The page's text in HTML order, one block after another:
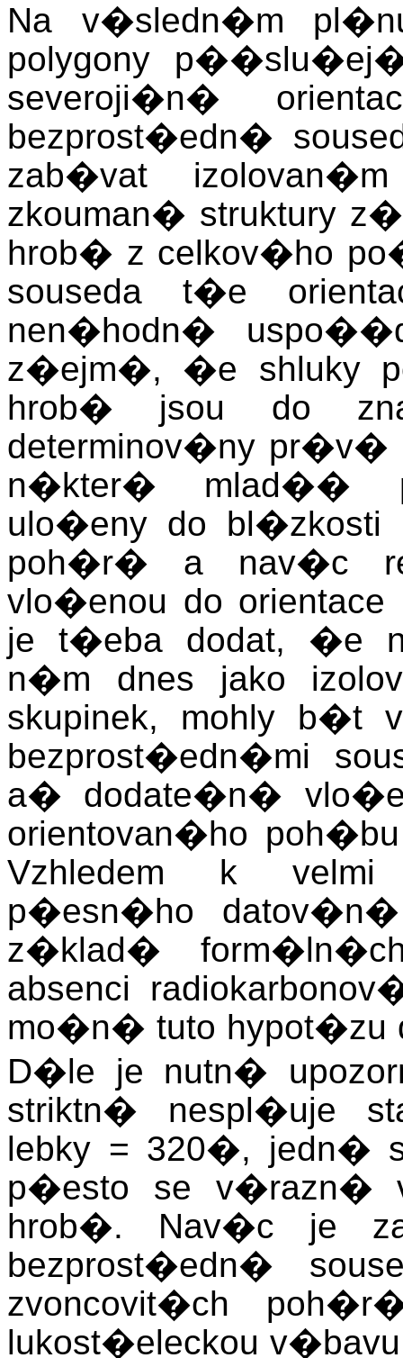
Na v�sledn�m
polygony
severoji�n�
bezprost�edn�
zab�vat
zkouman� struktury
hrob� z celkov�ho
souseda t�e
nen�hodn�
z�ejm�, �e shluky
hrob� jsou do
determinov�ny pr�v�
n�kter� mlad��
ulo�eny do bl�zkosti
poh�r� a nav�c
vlo�enou do
je t�eba dodat, �e
n�m dnes jako
skupinek, mohly b�t
bezprost�edn�mi
a� dodate�n�
orientovan�ho
Vzhledem k velmi
p�esn�ho
z�klad�
absenci
mo�n� tuto hypot�zu
D�le je nutn�
striktn� nespl�uje
lebky = 320�, jedn�
p�esto se v�razn�
hrob�. Nav�c je
bezprost�edn�
zvoncovit�ch
lukost�eleckou